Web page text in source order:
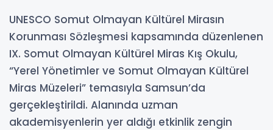
UNESCO Somut Olmayan Kültürel Mirasın
Korunması Sözleşmesi kapsamında düzenlenen
IX. Somut Olmayan Kültürel Miras Kış Okulu,
“Yerel Yönetimler ve Somut Olmayan Kültürel
Miras Müzeleri” temasıyla Samsun’da
gerçekleştirildi. Alanında uzman
akademisyenlerin yer aldığı etkinlik zengin